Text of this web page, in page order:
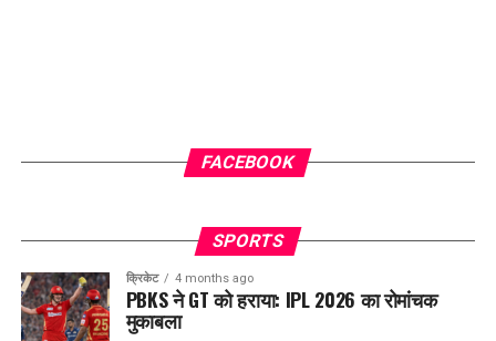
FACEBOOK
SPORTS
क्रिकेट 4 months ago
PBKS ने GT को हराया: IPL 2026 का रोमांचक
मुकाबला